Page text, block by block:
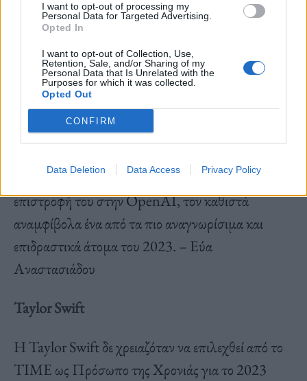
I want to opt-out of processing my
Personal Data for Targeted Advertising.
Opted In
I want to opt-out of Collection, Use,
Retention, Sale, and/or Sharing of my
Personal Data that Is Unrelated with the
Purposes for which it was collected.
Opted Out
CONFIRM
Data Deletion Data Access Privacy Policy
ολόκληρο τον κόσμο. Όπως άλλωστε και ο ίδιος
ήταν η χρονιά που άρχισαν να παίρνουν την
τεχνητή νοημοσύνη στα σοβαρά». Η επιτυχία του
εργαλείου που δημιούργησε σε συνδυασμό με την
αναταραχή που δημιουργήθηκε στη Silicon Valley
πρόσληψή του από τη Microsoft και την
επιστροφή του στην OpenAΙ, τον καθιστά
αναμφίβολα ένα από τα πιο αναγνωρίσιμα και
επιδραστικά άτομα του 2023. – Εύα
Αναστασιάδου
Taylor Swift
Η Taylor Swift δε χρειαζόταν να επιλεχθεί από το
TIME ως Πρόσωπο της Χρονιάς για το 2023